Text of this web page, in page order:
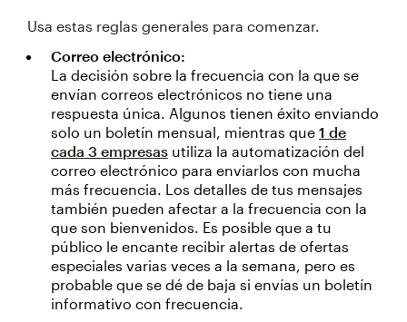
Usa estas reglas generales para comenzar.
Correo electrónico:
La decisión sobre la frecuencia con la que se
envían correos electrónicos no tiene una
respuesta única. Algunos tienen éxito enviando
solo un boletín mensual, mientras que 1 de
cada 3 empresas utiliza la automatización del
correo electrónico para enviarlos con mucha
más frecuencia. Los detalles de tus mensajes
también pueden afectar a la frecuencia con la
que son bienvenidos. Es posible que a tu
público le encante recibir alertas de ofertas
especiales varias veces a la semana, pero es
probable que se dé de baja si envías un boletín
informativo con frecuencia.